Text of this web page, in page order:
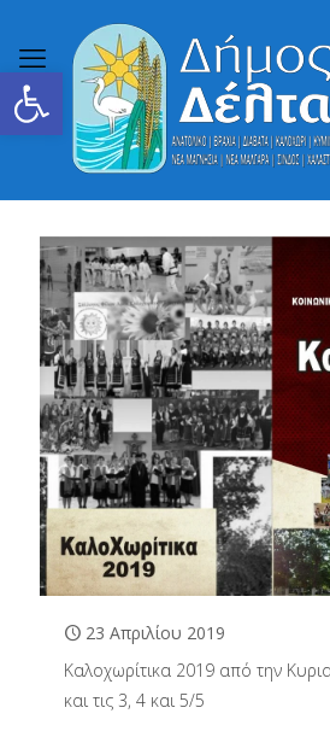
Ανοίξτε τη γραμμή εργαλείων
23 Απριλίου 2019
Καλοχωρίτικα 2019 από την
και τις 3, 4 και 5/5